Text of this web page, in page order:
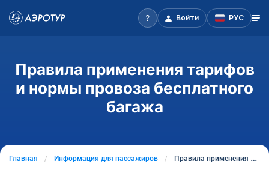
Войти РУС
Правила применения тарифов
и нормы провоза бесплатного
багажа
Главная Информация для пассажиров Правила применения тарифов и нормы провоза бесплатного багажа